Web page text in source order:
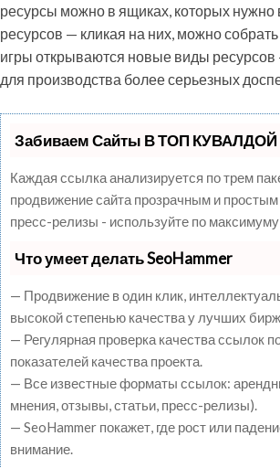
ресурсы можно в ящиках, которых нужно
ресурсов — кликая на них, можно
игры открываются новые виды
для производства более серьезных
Забиваем Сайты В ТОП КУВАЛДОЙ
Каждая ссылка анализируется по трем
продвижение сайта прозрачным и
пресс-релизы - используйте по
Что умеет делать SeoHammer
— Продвижение в один клик,
высокой степенью качества у лучших
— Регулярная проверка качества ссылок
показателей качества проекта.
— Все известные форматы ссылок:
мнения, отзывы, статьи, пресс-релизы).
— SeoHammer покажет, где рост или
внимание.